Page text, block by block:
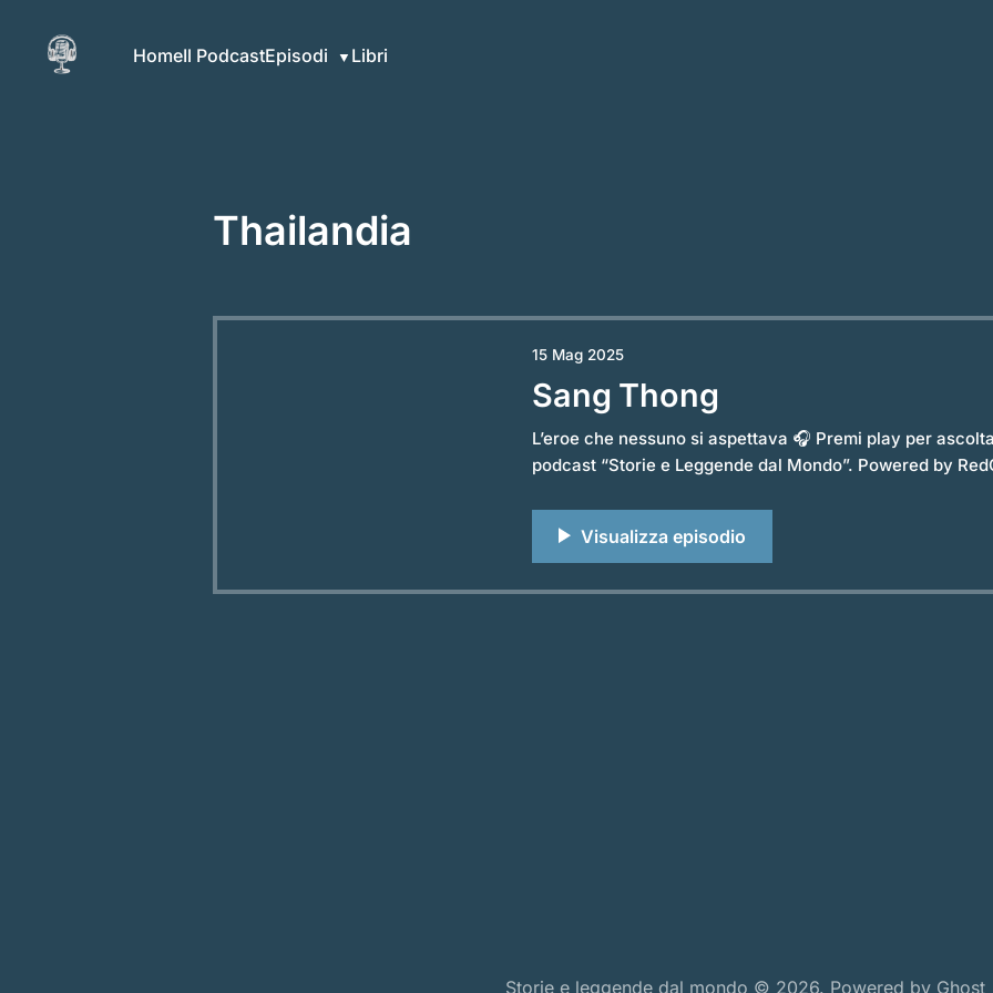
HomeIl PodcastEpisodi Libri
Thailandia
Sang Thong
L’eroe che nessuno si aspettava 🎧 Premi play per ascoltare l’episodio completo del
podcast “Storie e Leggende dal Mondo”. Powered by RedCircle Dal cuore della
15 Mag 2025
Storie e leggende dal mondo © 2026. Powered by Ghost